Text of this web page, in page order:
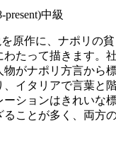
present)中級
を原作に、ナポリの
わたって描きます。
物がナポリ方言から
、イタリアで言葉と
ションはきれいな
ることが多く、両方